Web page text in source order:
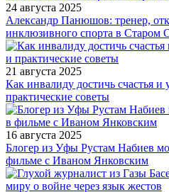
24 августа 2025
Александр Панюшов: тренер,
инклюзивного спорта в Старом
21 августа 2025
Как инвалиду достичь счастья и
практические советы
16 августа 2025
Блогер из Уфы Рустам Набиев
фильме с Иваном Янковским